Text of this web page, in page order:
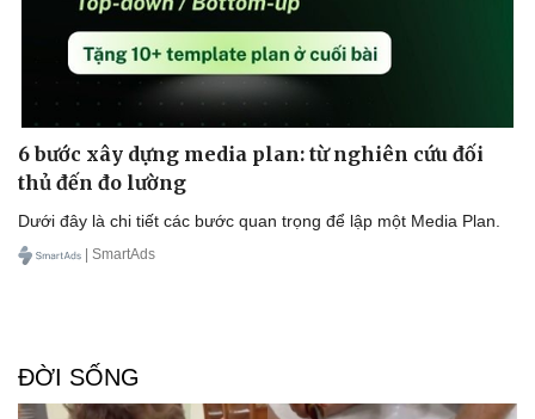
6 bước xây dựng media plan: từ nghiên cứu đối
thủ đến đo lường
Dưới đây là chi tiết các bước quan trọng để lập một Media Plan.
| SmartAds
ĐỜI SỐNG